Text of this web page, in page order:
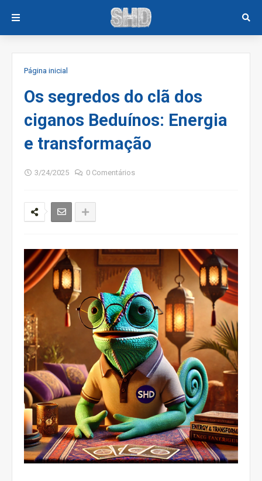
Página inicial
Os segredos do clã dos
ciganos Beduínos: Energia
e transformação
3/24/2025 0 Comentários